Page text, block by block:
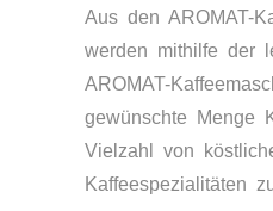
Aus den AROMAT-
werden mithilfe der
AROMAT-
gewünschte Menge
Vielzahl von
Kaffeespezialitäten